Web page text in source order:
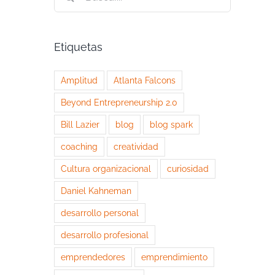
Etiquetas
Amplitud Atlanta Falcons
Beyond Entrepreneurship 2.0
Bill Lazier blog blog spark
coaching creatividad
Cultura organizacional curiosidad
Daniel Kahneman
desarrollo personal
desarrollo profesional
emprendedores emprendimiento